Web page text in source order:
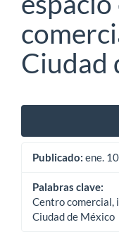
Ciudad
Barra
lateral
del
artículo
Publicado: ene.
Palabras clave:
Centro comercial,
Ciudad de México